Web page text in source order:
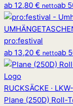
ab 12,80 € nettoab
pro:festival
ab 13,20 € nettoab
RUCKSÄCKE ·
Plane (250D) Roll-